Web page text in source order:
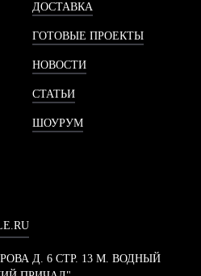
ДОСТАВКА
ГОТОВЫЕ ПРОЕКТЫ
НОВОСТИ
СТАТЬИ
ШОУРУМ
Д. 6 СТР. 13 М. ВОДНЫЙ